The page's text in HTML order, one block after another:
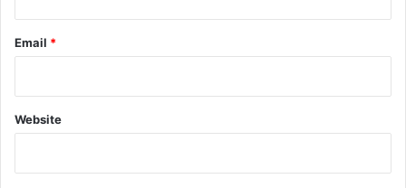
Email *
Website